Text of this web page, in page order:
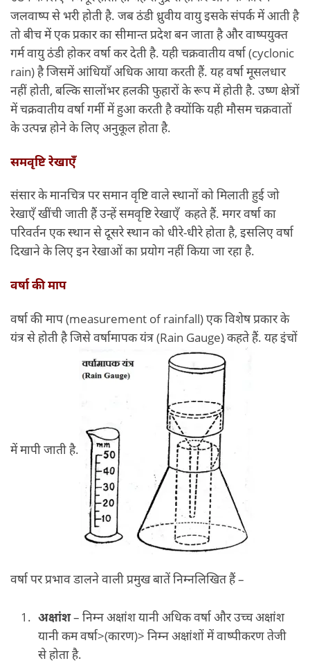
जलवाष्प से भरी होती है. जब ठंडी ध्रुवीय वायु इसके संपर्क में आती है
तो बीच में एक प्रकार का सीमान्त प्रदेश बन जाता है और वाष्पयुक्त
गर्म वायु ठंडी होकर वर्षा कर देती है. यही चक्रवातीय वर्षा (cyclonic
rain) है जिसमें आंधियाँ अधिक आया करती हैं. यह वर्षा मूसलधार
नहीं होती, बल्कि सालोंभर हलकी फुहारों के रूप में होती है. उष्ण क्षेत्रों
में चक्रवातीय वर्षा गर्मी में हुआ करती है क्योंकि यही मौसम चक्रवातों
के उत्पन्न होने के लिए अनुकूल होता है.
समवृष्टि रेखाएँ
संसार के मानचित्र पर समान वृष्टि वाले स्थानों को मिलाती हुई जो
रेखाएँ खींची जाती हैं उन्हें समवृष्टि रेखाएँ कहते हैं. मगर वर्षा का
परिवर्तन एक स्थान से दूसरे स्थान को धीरे-धीरे होता है, इसलिए वर्षा
दिखाने के लिए इन रेखाओं का प्रयोग नहीं किया जा रहा है.
वर्षा की माप
वर्षा की माप (measurement of rainfall) एक विशेष प्रकार के
यंत्र से होती है जिसे वर्षामापक यंत्र (Rain Gauge) कहते हैं. यह इंचों
में मापी जाती है.
वर्षा पर प्रभाव डालने वाली प्रमुख बातें निम्नलिखित हैं –
अक्षांश– निम्न अक्षांश यानी अधिक वर्षा और उच्च अक्षांश
यानी कम वर्षा>(कारण)> निम्न अक्षांशों में वाष्पीकरण तेजी
से होता है.